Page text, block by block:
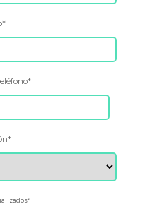
*
*
*
*